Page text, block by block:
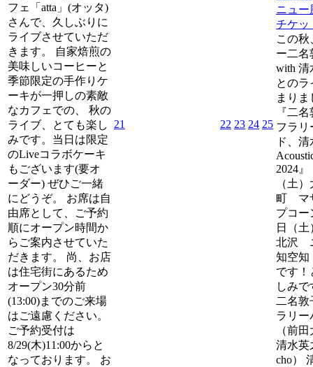
フェ「atta」(オッタ)
さんで、久しぶりに
ライブさせていただ
きます。 自家焙煎の
美味しいコーヒーと
季節限定の手作りケ
ーキが一押しの素敵
なカフェでの、 秋の
ライブ、とても楽し
みです。当日は限定
のLiveコラボケーキ
もございます(要オ
ーダー) ぜひご一緒
にどうぞ。 お席は自
由席として、ご予約
順にオープン時間か
らご案内させていた
だきます。 尚、お店
は住宅街にあるため
オープン30分前
(13:00)までのご来場
はご遠慮ください。
ご予約受付は
8/29(木)11:00からと
なっております。 お
21 22 23 24 25
チケッ
この秋
ー二名
with 清
とのラ
まり
『二
フラリ
ド、清
2024』
（土
町 マ
プコー
日（
北沢
知空知
です！
しみ
二名
ラリー
（前
清水英
cho）